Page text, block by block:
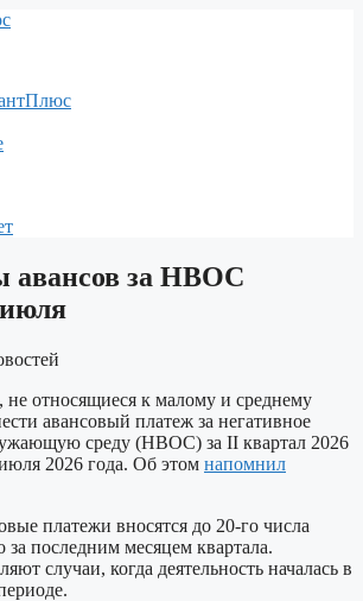
авансов за НВОС
относящиеся к малому и среднему
авансовый платеж за негативное
среду (НВОС) за II квартал 2026
2026 года. Об этом напомнил
платежи вносятся до 20-го числа
последним месяцем квартала.
случаи, когда деятельность началась в